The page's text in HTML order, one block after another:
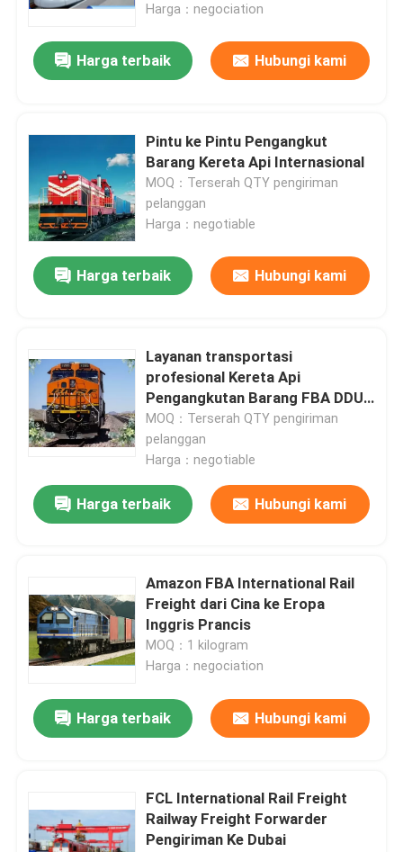
Harga：negociation
Harga terbaik Hubungi kami
Pintu ke Pintu Pengangkut
Barang Kereta Api Internasional
MOQ：Terserah QTY pengiriman
pelanggan
Harga：negotiable
Harga terbaik Hubungi kami
Layanan transportasi
profesional Kereta Api
Pengangkutan Barang FBA DDU
DDP
MOQ：Terserah QTY pengiriman
pelanggan
Harga：negotiable
Harga terbaik Hubungi kami
Amazon FBA International Rail
Freight dari Cina ke Eropa
Inggris Prancis
MOQ：1 kilogram
Harga：negociation
Harga terbaik Hubungi kami
FCL International Rail Freight
Railway Freight Forwarder
Pengiriman Ke Dubai